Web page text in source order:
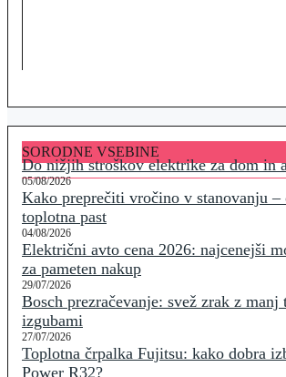
SORODNE VSEBINE
Do nižjih stroškov elektrike za dom in
05/08/2026
Kako preprečiti vročino v stanovanju –
toplotna past
04/08/2026
Električni avto cena 2026: najcenejši
za pameten nakup
29/07/2026
Bosch prezračevanje: svež zrak z
izgubami
27/07/2026
Toplotna črpalka Fujitsu: kako dobra
Power R32?